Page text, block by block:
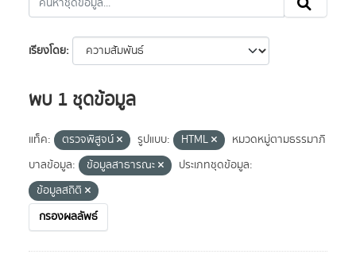
เรียงโดย
พบ 1 ชุดข้อมูล
แท็ค: ตรวจพิสูจน์ รูปแบบ: HTML
หมวดหมู่ตามธรรมาภิ
บาลข้อมูล:
ข้อมูลสาธารณะ
ประเภทชุดข้อมูล:
ข้อมูลสถิติ
กรองผลลัพธ์